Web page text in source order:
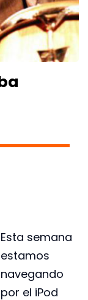
Esta semana
estamos
navegando
por el iPod